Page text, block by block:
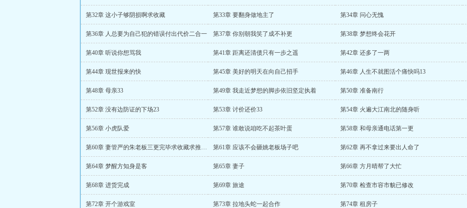
第32章 这小子够阴损啊求收藏 第33章 要翻身做地主了 第34章 问心无愧
第36章 人总要为自己犯的错误付出代价二合一 第37章 你别朝我笑了成不补更 第38章 梦想终会花开
第40章 听说你想骂我 第41章 距离还清债只有一步之遥 第42章 还多了一两
第44章 现世报来的快 第45章 美好的明天在向自己招手 第46章 人生不就图活个痛快吗13
第48章 母亲33 第49章 我走近梦想的脚步依旧坚定执着 第50章 准备南行
第52章 没有边防证的下场23 第53章 讨价还价33 第54章 火遍大江南北的随身听
第56章 小虎队爱 第57章 谁敢说咱吃不起茶叶蛋 第58章 和母亲通电话第一更
第60章 妻管严的朱老板三更完毕求收藏求推荐票 第61章 应该不会砸姚老板场子吧 第62章 再不拿过来要出人命了
第64章 梦醒方知身是客 第65章 妻子 第66章 方月晴帮了大忙
第68章 进货完成 第69章 旅途 第70章 检查市容市貌已修改
第72章 开个游戏室 第73章 拉地头蛇一起合作 第74章 租房子